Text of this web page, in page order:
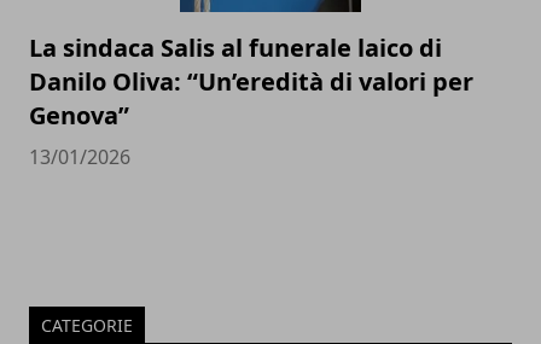
La sindaca Salis al funerale laico di
Danilo Oliva: “Un’eredità di valori per
Genova”
13/01/2026
CATEGORIE